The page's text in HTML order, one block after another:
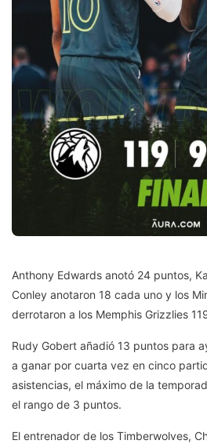
Anthony Edwards anotó 24 puntos,
Conley anotaron 18 cada uno y los
derrotaron a los Memphis Grizzlies
Rudy Gobert añadió 13 puntos para
a ganar por cuarta vez en cinco
asistencias, el máximo de la
el rango de 3 puntos.
El entrenador de los Timberwolves,